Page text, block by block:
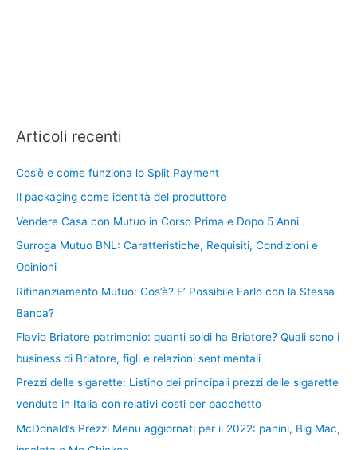
Articoli recenti
Cos’è e come funziona lo Split Payment
Il packaging come identità del produttore
Vendere Casa con Mutuo in Corso Prima e Dopo 5 Anni
Surroga Mutuo BNL: Caratteristiche, Requisiti, Condizioni e
Opinioni
Rifinanziamento Mutuo: Cos’è? E’ Possibile Farlo con la Stessa
Banca?
Flavio Briatore patrimonio: quanti soldi ha Briatore? Quali sono i
business di Briatore, figli e relazioni sentimentali
Prezzi delle sigarette: Listino dei principali prezzi delle sigarette
vendute in Italia con relativi costi per pacchetto
McDonald’s Prezzi Menu aggiornati per il 2022: panini, Big Mac,